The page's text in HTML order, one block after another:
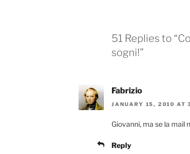
51 Replies to
sogni!”
Fabrizio
JANUARY 15, 2010 AT
Giovanni, ma se la mail
Reply